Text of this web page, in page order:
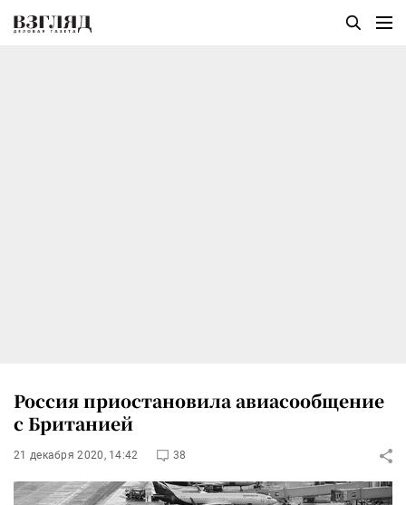
Россия приостановила авиасообщение
с Британией
21 декабря 2020, 14:42 38